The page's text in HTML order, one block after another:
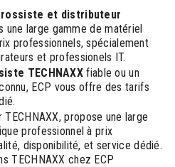
et distributeur
une large gamme de matériel
professionnels, spécialement
et professionels IT.
TECHNAXX fiable ou un
ECP vous offre des tarifs
propose une large
professionnel à prix
disponibilité, et service dédié.
TECHNAXX chez ECP